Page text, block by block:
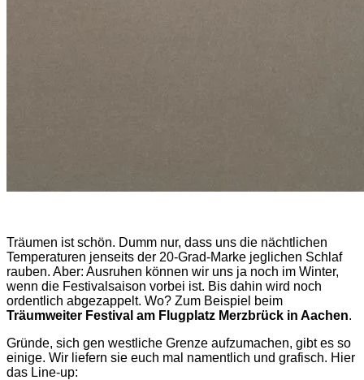
Träumen ist schön. Dumm nur, dass uns die nächtlichen
Temperaturen jenseits der 20-Grad-Marke jeglichen Schlaf
rauben. Aber: Ausruhen können wir uns ja noch im Winter,
wenn die Festivalsaison vorbei ist. Bis dahin wird noch
ordentlich abgezappelt. Wo? Zum Beispiel beim
Träumweiter Festival am Flugplatz Merzbrück in Aachen.
Gründe, sich gen westliche Grenze aufzumachen, gibt es so
einige. Wir liefern sie euch mal namentlich und grafisch. Hier
das Line-up: